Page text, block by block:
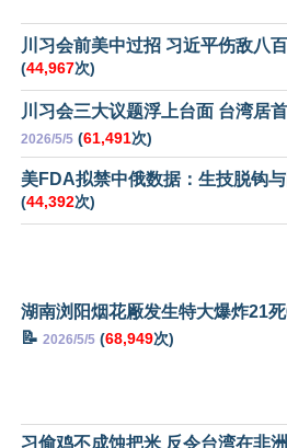
川习会前美中过招 习近平伤敌八
(44,967次)
川习会三大议题浮上台面 台湾居
2026/5/5 (61,491次)
美FDA拟禁中俄数据：生技脱钩
(44,392次)
湖南浏阳烟花厰发生特大爆炸21
📝 2026/5/5 (68,949次)
习偷鸡不成蚀把米 反令台湾在非